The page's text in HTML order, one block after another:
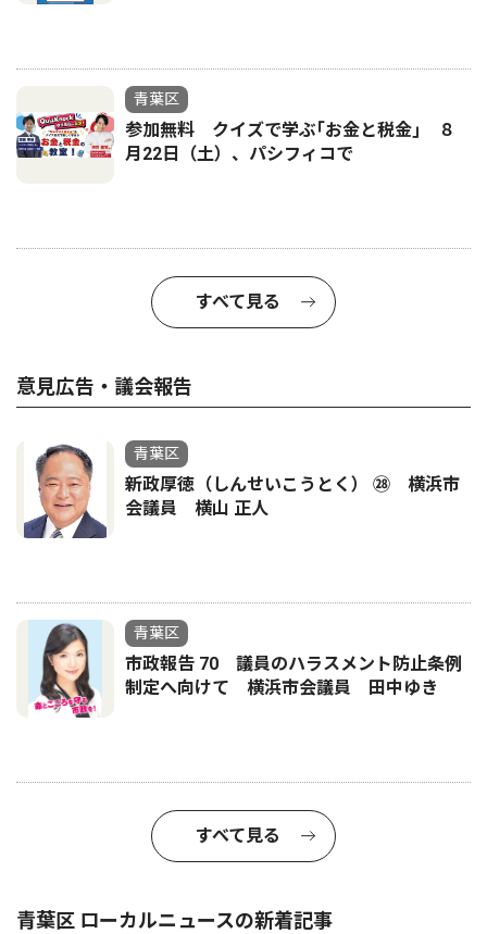
青葉区
参加無料 クイズで学ぶ｢お金と税金｣ ８
月22日（土）、パシフィコで
すべて見る
意見広告・議会報告
青葉区
新政厚徳（しんせいこうとく） ㉘ 横浜市
会議員 横山 正人
青葉区
市政報告 70 議員のハラスメント防止条例
制定へ向けて 横浜市会議員 田中ゆき
すべて見る
青葉区 ローカルニュースの新着記事